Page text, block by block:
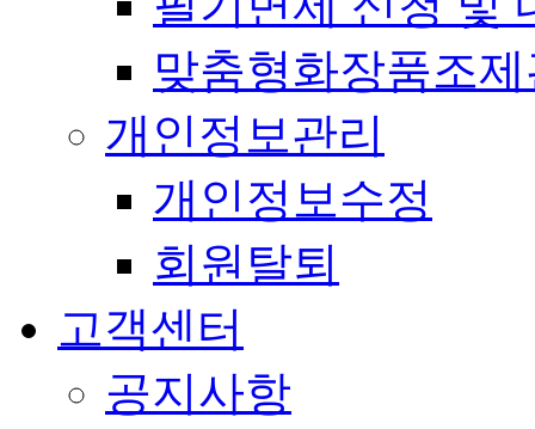
맞춤형화장품조
개인정보관리
개인정보수정
회원탈퇴
고객센터
공지사항